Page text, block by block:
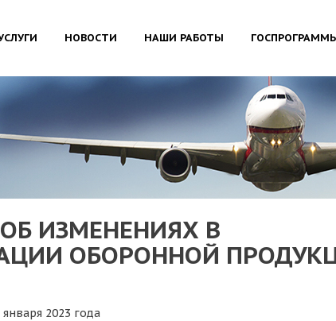
НОВОСТИ НАШИ РАБОТЫ
ИЗМЕНЕНИЯХ В
ОБОРОННОЙ
2023 года